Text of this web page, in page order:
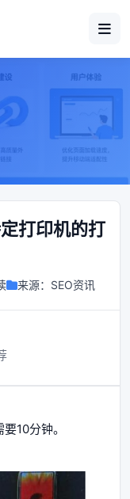
打印机的打
来源： SEO资讯
10分钟。